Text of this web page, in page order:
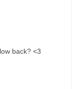
back? <3